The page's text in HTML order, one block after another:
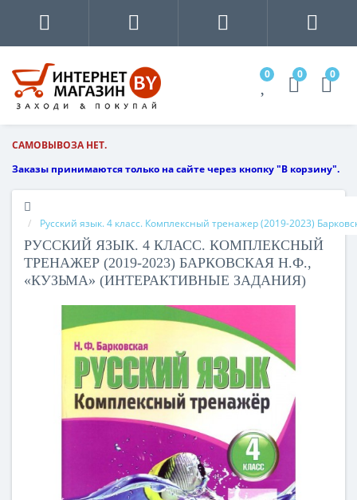
0 0 0
САМОВЫВОЗА НЕТ.
Заказы принимаются только на сайте через кнопку "В корзину".
Русский язык. 4 класс. Комплексный тренажер (2019-2023)
РУССКИЙ ЯЗЫК. 4 КЛАСС. КОМПЛЕКСНЫЙ
ТРЕНАЖЕР (2019-2023) БАРКОВСКАЯ Н.Ф.,
«КУЗЬМА» (ИНТЕРАКТИВНЫЕ ЗАДАНИЯ)